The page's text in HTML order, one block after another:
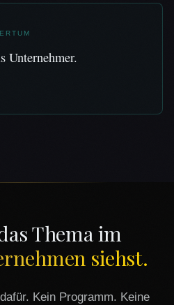
Unternehmer.
Thema im
siehst.
Kein Programm. Keine